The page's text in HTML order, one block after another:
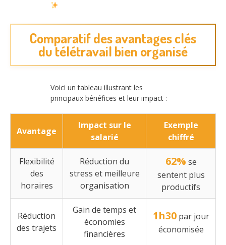
Comparatif des avantages clés
du télétravail bien organisé
Voici un tableau illustrant les
principaux bénéfices et leur impact :
Avantage
Impact sur le
salarié
Exemple
chiffré
Flexibilité
des
horaires
Réduction du
stress et meilleure
organisation
62% se
sentent plus
productifs
Réduction
des trajets
Gain de temps et
économies
financières
1h30par jour
économisée